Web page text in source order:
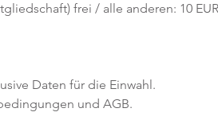
frei / alle anderen: 10
Daten für die Einwahl.
und AGB.